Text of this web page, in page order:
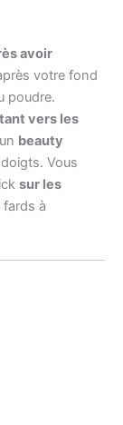
avoir
votre fond
poudre.
vers les
beauty
Vous
sur les
à